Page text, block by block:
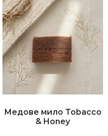
Медове мило Tobacco
& Honey